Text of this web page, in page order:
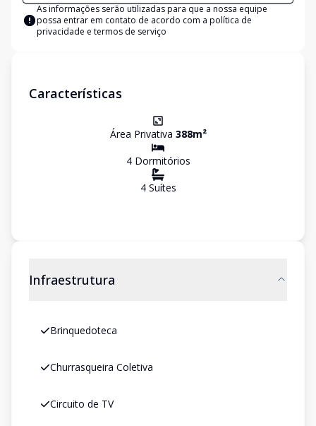
As informações serão utilizadas para que a nossa equipe
possa entrar em contato de acordo com a política de
privacidade e termos de serviço
Características
Área Privativa 388m²
4Dormitórios
4Suítes
Infraestrutura
Brinquedoteca
Churrasqueira Coletiva
Circuito de TV